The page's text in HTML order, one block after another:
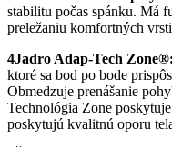
stabilitu počas spánku. Má
preležaniu komfortných
4Jadro Adap-Tech Zone®:
ktoré sa bod po bode
Obmedzuje prenášanie
Technológia Zone
poskytujú kvalitnú oporu